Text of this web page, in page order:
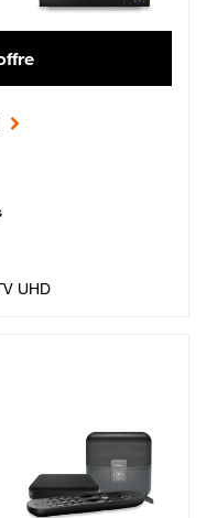
UHD
€ par mois, Engagement 12 mois